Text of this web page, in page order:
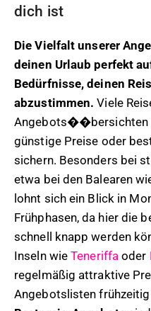
dich ist
Die Vielfalt unserer
deinen Urlaub perfekt
Bedürfnisse, deinen
abzustimmen. Viele
Angebots��bersichten
günstige Preise oder
sichern. Besonders bei
etwa bei den Balearen
lohnt sich ein Blick in
Frühphasen, da hier die
schnell knapp werden
Inseln wieTeneriffa oder
regelmäßig attraktive
Angebotslisten